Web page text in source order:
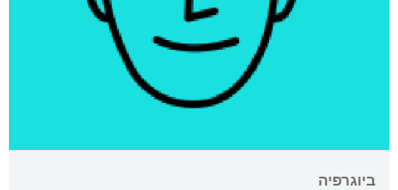
ביוגרפיה